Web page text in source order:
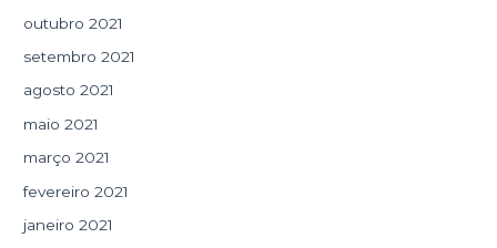
outubro 2021
setembro 2021
agosto 2021
maio 2021
março 2021
fevereiro 2021
janeiro 2021